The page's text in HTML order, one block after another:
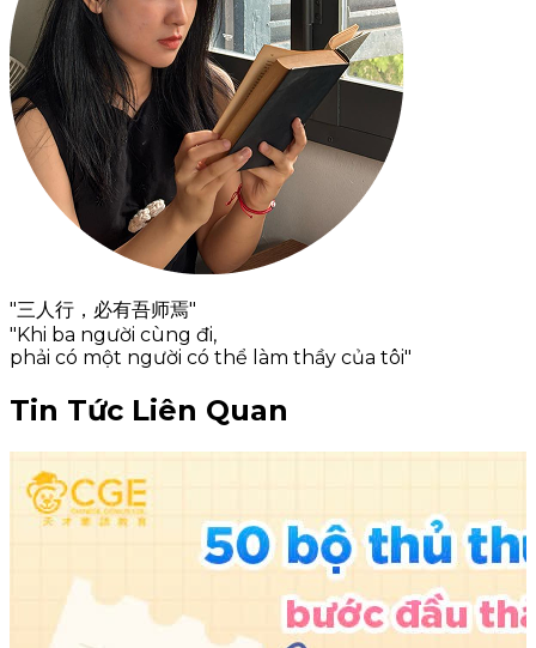
"三人行，必有吾师焉"
"Khi ba người cùng đi,
phải có một người có thể làm thầy của tôi"
Tin Tức Liên Quan